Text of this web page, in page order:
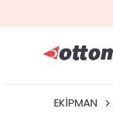
EKİPMAN